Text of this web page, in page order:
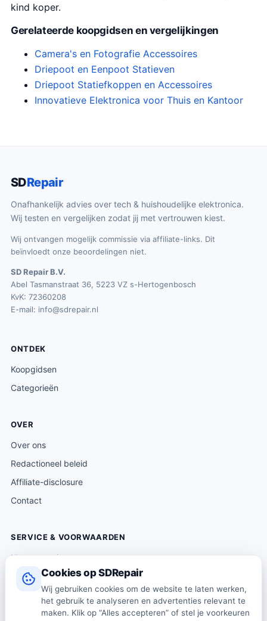
Cookies op SDRepair
Wij gebruiken cookies om de website te laten werken,
het gebruik te analyseren en advertenties relevant te
maken. Klik op “Alles accepteren” of stel je voorkeuren
kind koper.
Gerelateerde koopgidsen en vergelijkingen
Camera's en Fotografie Accessoires
Driepoot en Eenpoot Statieven
Driepoot Statiefkoppen en Accessoires
Innovatieve Elektronica voor Thuis en Kantoor
SDRepair
Onafhankelijk advies over tech & huishoudelijke elektronica.
Wij testen en vergelijken zodat jij met vertrouwen kiest.
Wij ontvangen mogelijk commissie via affiliate-links. Dit
beïnvloedt onze beoordelingen niet.
SD Repair B.V.
Abel Tasmanstraat 36, 5223 VZ s-Hertogenbosch
KvK: 72360208
E-mail: info@sdrepair.nl
ONTDEK
Koopgidsen
Categorieën
OVER
Over ons
Redactioneel beleid
Affiliate-disclosure
Contact
SERVICE & VOORWAARDEN
Klantenservice
Verzending & levering
Retourneren
Algemene voorwaarden